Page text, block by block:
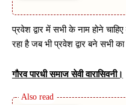
प्रवेश द्वार में सभी के नाम होने
रहा है जब भी प्रवेश द्वार बने सभी
गौरव पारधी समाज सेवी वारासिवनी।